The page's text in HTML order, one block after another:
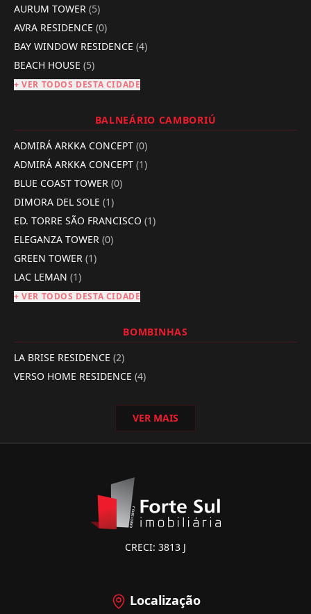
AURUM TOWER (5)
AVRA RESIDENCE (0)
BAY WINDOW RESIDENCE (4)
BEACH HOUSE (5)
+ VER TODOS DESTA CIDADE
BALNEÁRIO CAMBORIÚ
ADMIRÁ ARKKA CONCEPT (0)
ADMIRÁ ARKKA CONCEPT (1)
BLUE COAST TOWER (0)
DIMORA DEL SOLE (1)
ED. TORRE SÃO FRANCISCO (1)
ELEGANZA TOWER (0)
GREEN TOWER (1)
LAC LEMAN (1)
+ VER TODOS DESTA CIDADE
BOMBINHAS
LA BRISE RESIDENCE (2)
VERSO HOME RESIDENCE (4)
VER MAIS
CRECI: 3813 J
Localização